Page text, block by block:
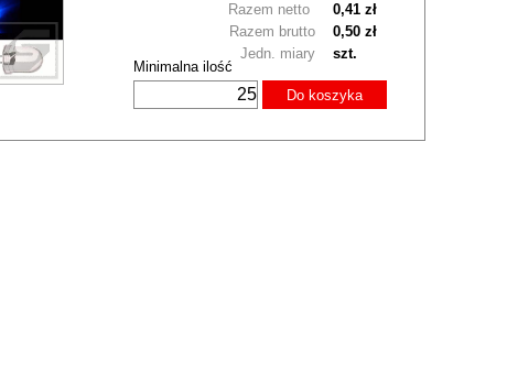
Minimalna ilość
Razem brutto 0,50 zł
Razem netto 0,41 zł
Jedn. miary szt.
Do koszyka